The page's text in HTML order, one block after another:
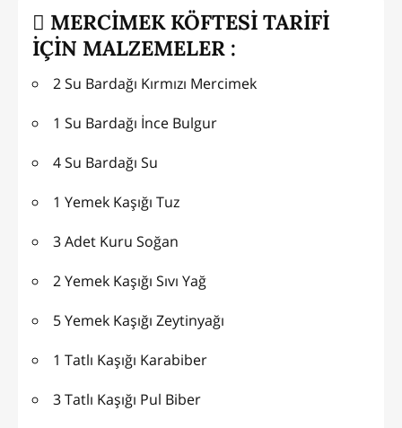
MERCİMEK KÖFTESİ TARİFİ
İÇİN MALZEMELER :
2 Su Bardağı Kırmızı Mercimek
1 Su Bardağı İnce Bulgur
4 Su Bardağı Su
1 Yemek Kaşığı Tuz
3 Adet Kuru Soğan
2 Yemek Kaşığı Sıvı Yağ
5 Yemek Kaşığı Zeytinyağı
1 Tatlı Kaşığı Karabiber
3 Tatlı Kaşığı Pul Biber